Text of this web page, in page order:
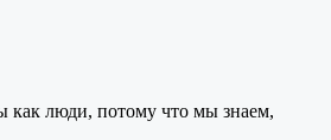
как люди, потому что мы знаем,